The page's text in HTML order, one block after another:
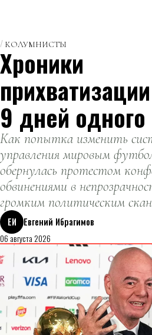
КОЛУМНИСТЫ
Хроники
9 дней одного
Как попытка изменить
управления мировым
обернулась протестом
обвинениями в
громким политическим
ЕИ
Евгений Ибрагимов
06 августа 2026